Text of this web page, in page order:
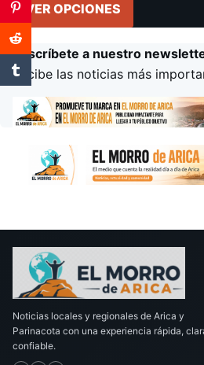
VER OPCIONES
Suscríbete a nuestro
Recibe las noticias más
Noticias locales y regionales de Arica y
Parinacota con una experiencia rápida,
confiable.